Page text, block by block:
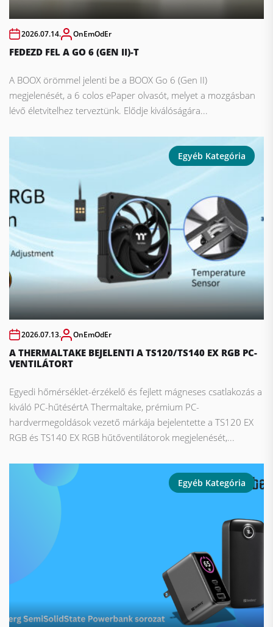
2026.07.14. OnEmOdEr
FEDEZD FEL A GO 6 (GEN II)-T
A BOOX örömmel jelenti be a BOOX Go 6 (Gen II)
megjelenését, a 6 colos ePaper olvasót, melyet a mozgásban
lévő életvitelhez terveztünk. Elődje kiválóságára...
Egyéb Kategória
2026.07.13. OnEmOdEr
A THERMALTAKE BEJELENTI A TS120/TS140 EX RGB PC-
VENTILÁTORT
Egyedi hőmérséklet-érzékelő és fejlett mágneses csatlakozás a
kiváló PC-hűtésértA Thermaltake, prémium PC-
hardvermegoldások vezető márkája bejelentette a TS120 EX
RGB és TS140 EX RGB hűtőventilátorok megjelenését,...
Egyéb Kategória